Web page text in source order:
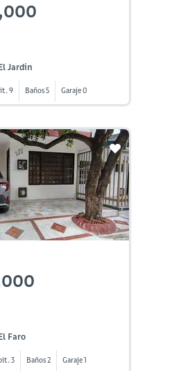
Jardin
9 Baños 5 Garaje 0
Faro
3 Baños 2 Garaje 1